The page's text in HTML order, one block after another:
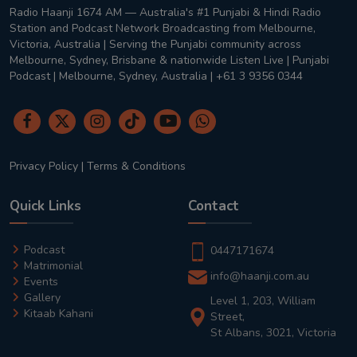
Radio Haanji 1674 AM — Australia's #1 Punjabi & Hindi Radio
Station and Podcast Network Broadcasting from Melbourne,
Victoria, Australia | Serving the Punjabi community across
Melbourne, Sydney, Brisbane & nationwide Listen Live | Punjabi
Podcast | Melbourne, Sydney, Australia | +61 3 9356 0344
Privacy Policy | Terms & Conditions
Quick Links
Podcast
Matrimonial
Events
Gallery
Kitaab Kahani
Contact
0447171674
info@haanji.com.au
Level 1, 203, William
Street,
St Albans, 3021, Victoria